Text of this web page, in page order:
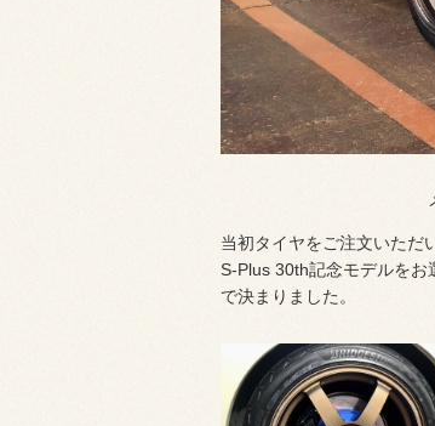
当初タイヤをご注文いただ
S-Plus 30th記念モデルをお
で決まりました。